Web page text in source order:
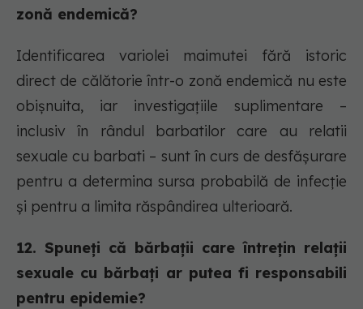
zonă endemică?
Identificarea variolei maimutei fără istoric
direct de călătorie într-o zonă endemică nu este
obișnuita, iar investigațiile suplimentare –
inclusiv în rândul barbatilor care au relatii
sexuale cu barbati – sunt în curs de desfășurare
pentru a determina sursa probabilă de infecție
și pentru a limita răspândirea ulterioară.
12. Spuneți că bărbații care întrețin relații
sexuale cu bărbați ar putea fi responsabili
pentru epidemie?